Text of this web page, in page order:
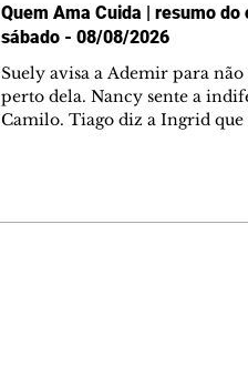
Quem Ama Cuida | resumo
sábado - 08/08/2026
Suely avisa a Ademir para não
perto dela. Nancy sente a
Camilo. Tiago diz a Ingrid que
que está feliz trabalhando no